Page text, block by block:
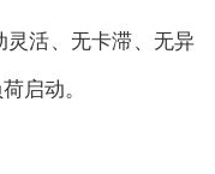
活、无卡滞、无异
启动。